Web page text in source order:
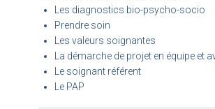
Les diagnostics bio-psycho-socio
Prendre soin
Les valeurs soignantes
La démarche de projet en équipe et
Le soignant référent
Le PAP